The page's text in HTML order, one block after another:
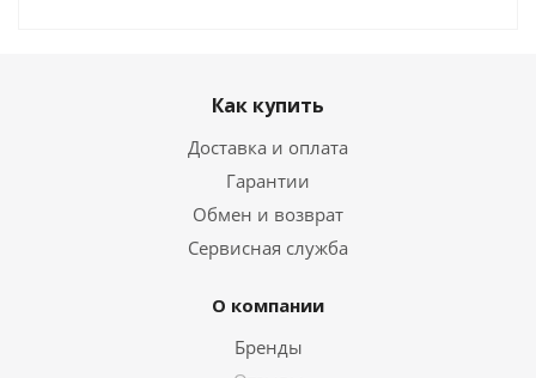
Как купить
Доставка и оплата
Гарантии
Обмен и возврат
Сервисная служба
О компании
Бренды